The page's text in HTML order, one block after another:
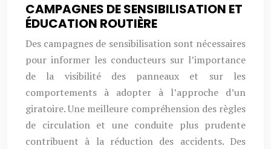
CAMPAGNES DE SENSIBILISATION ET
ÉDUCATION ROUTIÈRE
Des campagnes de sensibilisation sont nécessaires
pour informer les conducteurs sur l’importance
de la visibilité des panneaux et sur les
comportements à adopter à l’approche d’un
giratoire. Une meilleure compréhension des règles
de circulation et une conduite plus prudente
contribuent à la réduction des accidents. Des